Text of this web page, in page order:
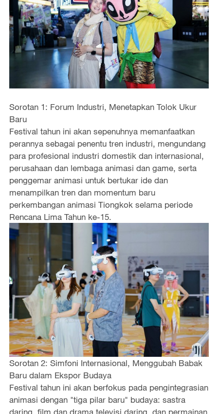
Sorotan 1: Forum Industri, Menetapkan Tolok Ukur
Baru
Festival tahun ini akan sepenuhnya memanfaatkan
perannya sebagai penentu tren industri, mengundang
para profesional industri domestik dan internasional,
perusahaan dan lembaga animasi dan game, serta
penggemar animasi untuk bertukar ide dan
menampilkan tren dan momentum baru
perkembangan animasi Tiongkok selama periode
Rencana Lima Tahun ke-15.
Sorotan 2: Simfoni Internasional, Menggubah Babak
Baru dalam Ekspor Budaya
Festival tahun ini akan berfokus pada pengintegrasian
animasi dengan "tiga pilar baru" budaya: sastra
daring, film dan drama televisi daring, dan permainan